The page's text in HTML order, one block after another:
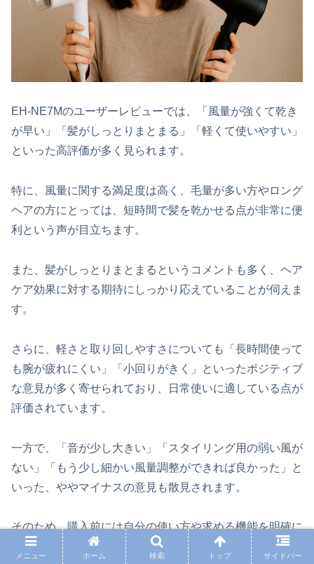
EH-NE7Mのユーザーレビューでは、「風量が強くて乾き
が早い」「髪がしっとりまとまる」「軽くて使いやすい」
といった高評価が多く見られます。
特に、風量に関する満足度は高く、毛量が多い方やロング
ヘアの方にとっては、短時間で髪を乾かせる点が非常に便
利という声が目立ちます。
また、髪がしっとりまとまるというコメントも多く、ヘア
ケア効果に対する期待にしっかり応えていることが伺えま
す。
さらに、軽さと取り回しやすさについても「長時間使って
も腕が疲れにくい」「小回りがきく」といったポジティブ
な意見が多く寄せられており、日常使いに適している点が
評価されています。
一方で、「音が少し大きい」「スタイリング用の弱い風が
ない」「もう少し細かい風量調整ができれば良かった」と
いった、ややマイナスの意見も散見されます。
そのため、購入前には自分の使い方や求める機能を明確に
し、それに合致しているかを確認することが大切です。
メニュー ホーム 検索 トップ サイドバー